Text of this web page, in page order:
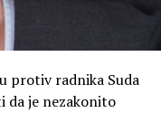
protiv radnika Suda
da je nezakonito